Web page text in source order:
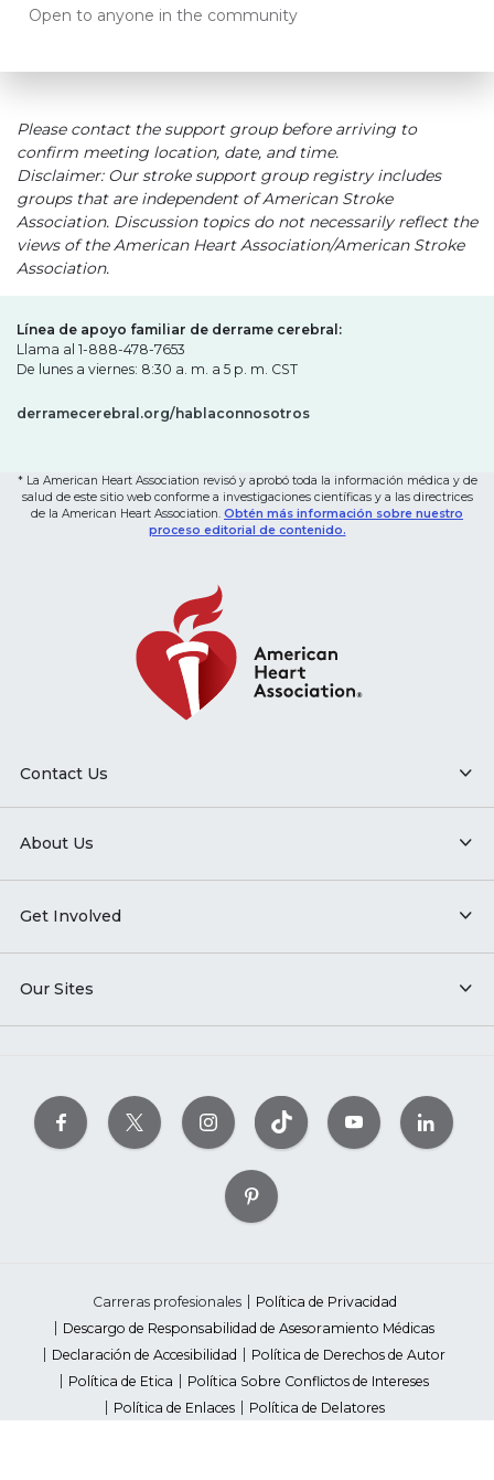
Open to anyone in the community
Please contact the support group before arriving to
confirm meeting location, date, and time.
Disclaimer: Our stroke support group registry includes
groups that are independent of American Stroke
Association. Discussion topics do not necessarily reflect the
views of the American Heart Association/American Stroke
Association.
Línea de apoyo familiar de derrame cerebral:
Llama al 1-888-478-7653
De lunes a viernes: 8:30 a. m. a 5 p. m. CST
derramecerebral.org/hablaconnosotros
* La American Heart Association revisó y aprobó toda la información médica y de
salud de este sitio web conforme a investigaciones científicas y a las directrices
de la American Heart Association. Obtén más información sobre nuestro
proceso editorial de contenido.
Contact Us
About Us
Get Involved
Our Sites
Carreras profesionales
Política de Privacidad
Descargo de Responsabilidad de Asesoramiento Médicas
Declaración de Accesibilidad
Política de Derechos de Autor
Política de Etica
Política Sobre Conflictos de Intereses
Política de Enlaces
Política de Delatores